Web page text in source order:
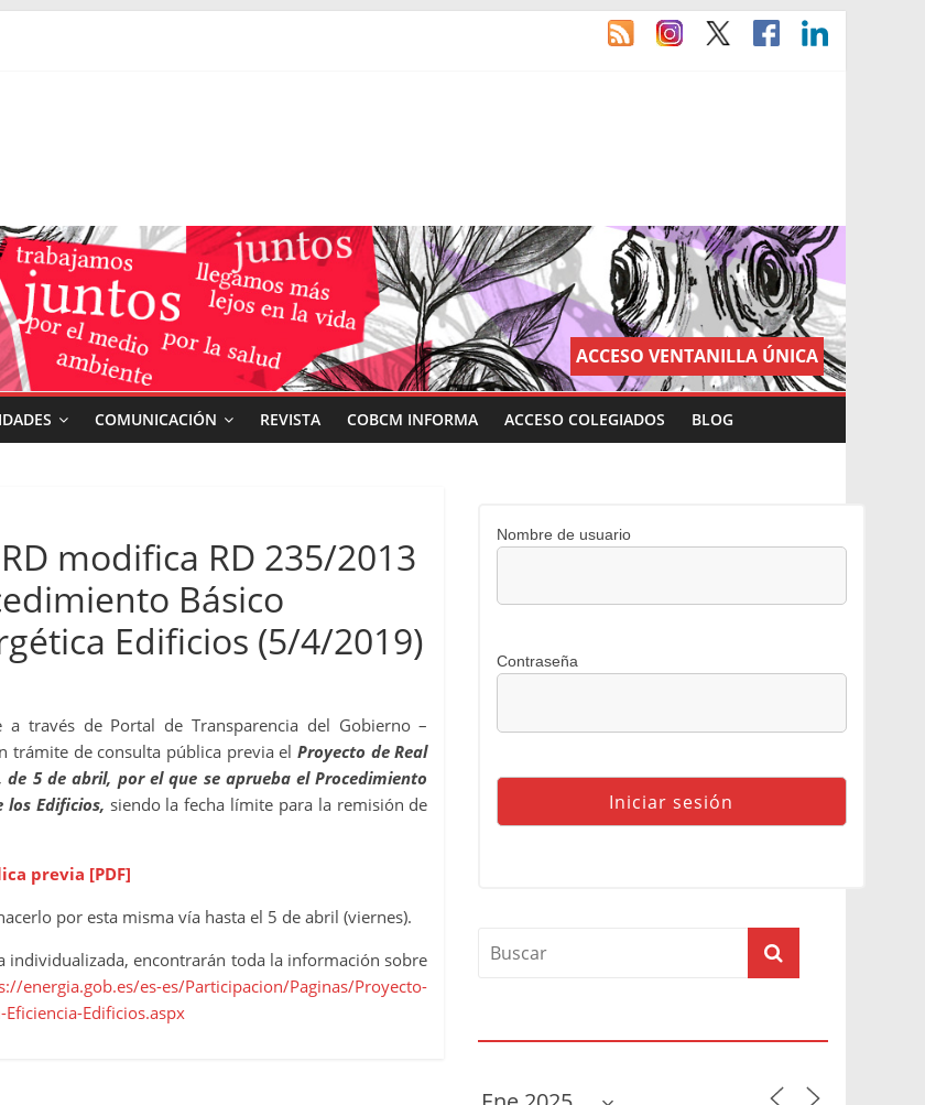
ACCESO VENTANILLA ÚNICA
COMUNICACIÓN REVISTA COBCM INFORMA ACCESO COLEGIADOS BLOG
modifica RD 235/2013
Básico
Edificios (5/4/2019)
través de Portal de Transparencia del Gobierno –
trámite de consulta pública previa elProyecto de Real
5 de abril, por el que se aprueba el Procedimiento
los Edificios, siendo la fecha límite para la remisión de
previa [PDF]
por esta misma vía hasta el 5 de abril (viernes).
individualizada, encontrarán toda la información sobre
energia.gob.es/es-es/Participacion/Paginas/Proyecto-
Edificios.aspx
Nombre de usuario
Contraseña